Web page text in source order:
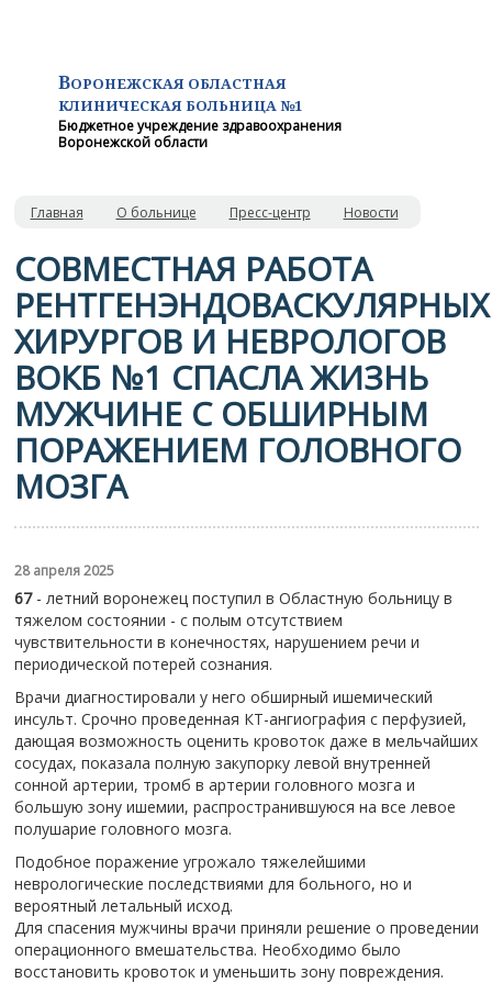
ВОРОНЕЖСКАЯ ОБЛАСТНАЯ
КЛИНИЧЕСКАЯ БОЛЬНИЦА №1
Бюджетное учреждение здравоохранения
Воронежской области
Главная О больнице Пресс-центр Новости
СОВМЕСТНАЯ РАБОТА
РЕНТГЕНЭНДОВАСКУЛЯРНЫХ
ХИРУРГОВ И НЕВРОЛОГОВ
ВОКБ №1 СПАСЛА ЖИЗНЬ
МУЖЧИНЕ С ОБШИРНЫМ
ПОРАЖЕНИЕМ ГОЛОВНОГО
МОЗГА
28 апреля 2025
67- летний воронежец поступил в Областную больницу в
тяжелом состоянии - с полым отсутствием
чувствительности в конечностях, нарушением речи и
периодической потерей сознания.
Врачи диагностировали у него обширный ишемический
инсульт. Срочно проведенная КТ-ангиография с перфузией,
дающая возможность оценить кровоток даже в мельчайших
сосудах, показала полную закупорку левой внутренней
сонной артерии, тромб в артерии головного мозга и
большую зону ишемии, распространившуюся на все левое
полушарие головного мозга.
Подобное поражение угрожало тяжелейшими
неврологические последствиями для больного, но и
вероятный летальный исход.
Для спасения мужчины врачи приняли решение о проведении
операционного вмешательства. Необходимо было
восстановить кровоток и уменьшить зону повреждения.